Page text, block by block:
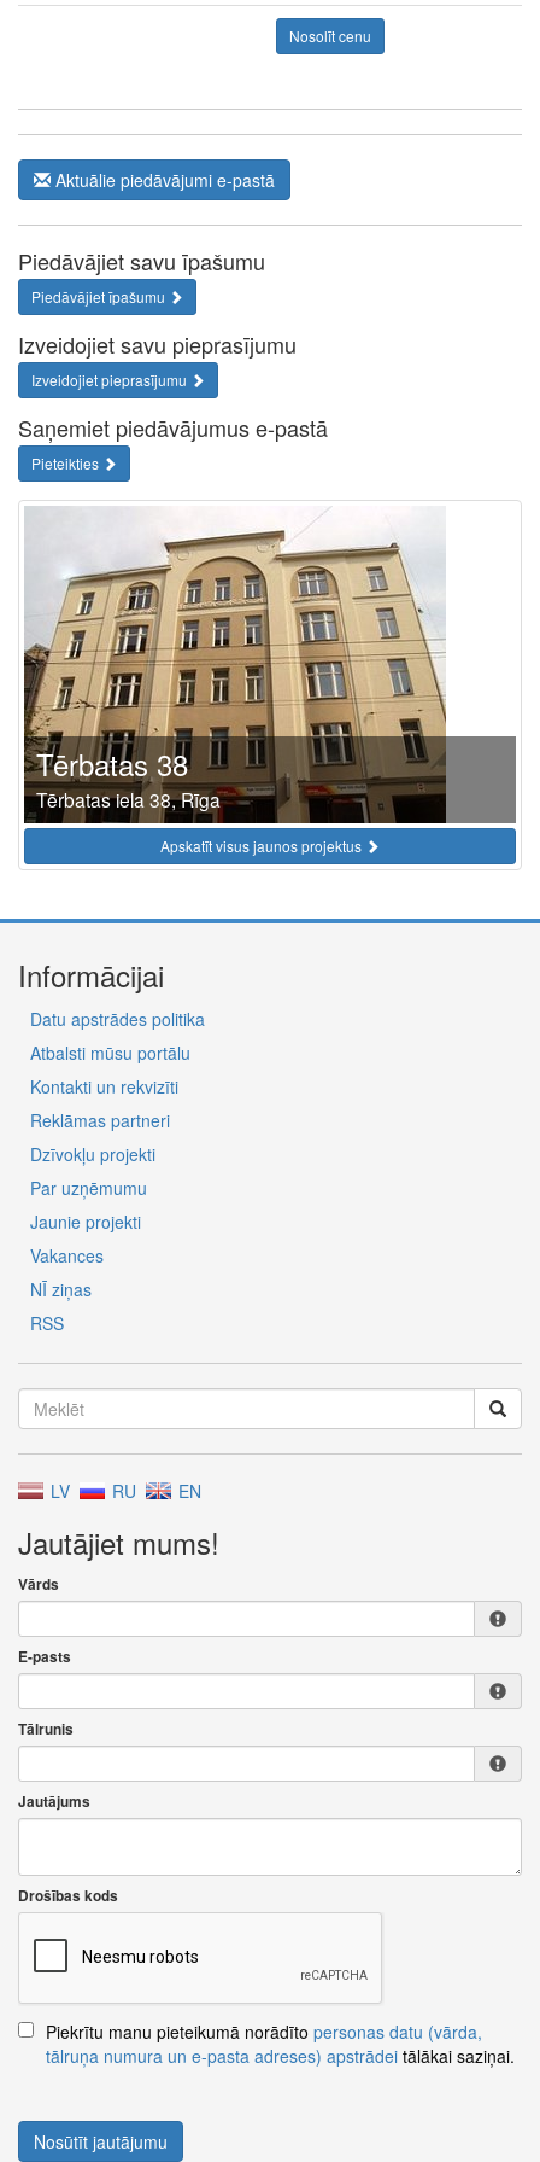
Nosolīt cenu
Aktuālie piedāvājumi e-pastā
Piedāvājiet savu īpašumu
Piedāvājiet īpašumu
Izveidojiet savu pieprasījumu
Izveidojiet pieprasījumu
Saņemiet piedāvājumus e-pastā
Pieteikties
Tērbatas 38
Tērbatas iela 38, Rīga
Apskatīt visus jaunos projektus
Informācijai
Datu apstrādes politika
Atbalsti mūsu portālu
Kontakti un rekvizīti
Reklāmas partneri
Dzīvokļu projekti
Par uzņēmumu
Jaunie projekti
Vakances
NĪ ziņas
RSS
LV RU EN
Jautājiet mums!
Vārds
E-pasts
Tālrunis
Jautājums
Drošības kods
Piekrītu manu pieteikumā norādīto personas datu (vārda,
tālruņa numura un e-pasta adreses) apstrādei tālākai saziņai.
Nosūtīt jautājumu